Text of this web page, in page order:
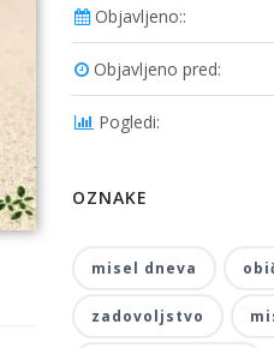
Objavljeno::
Objavljeno pred:
Pogledi:
OZNAKE
misel dneva
zadovoljstvo